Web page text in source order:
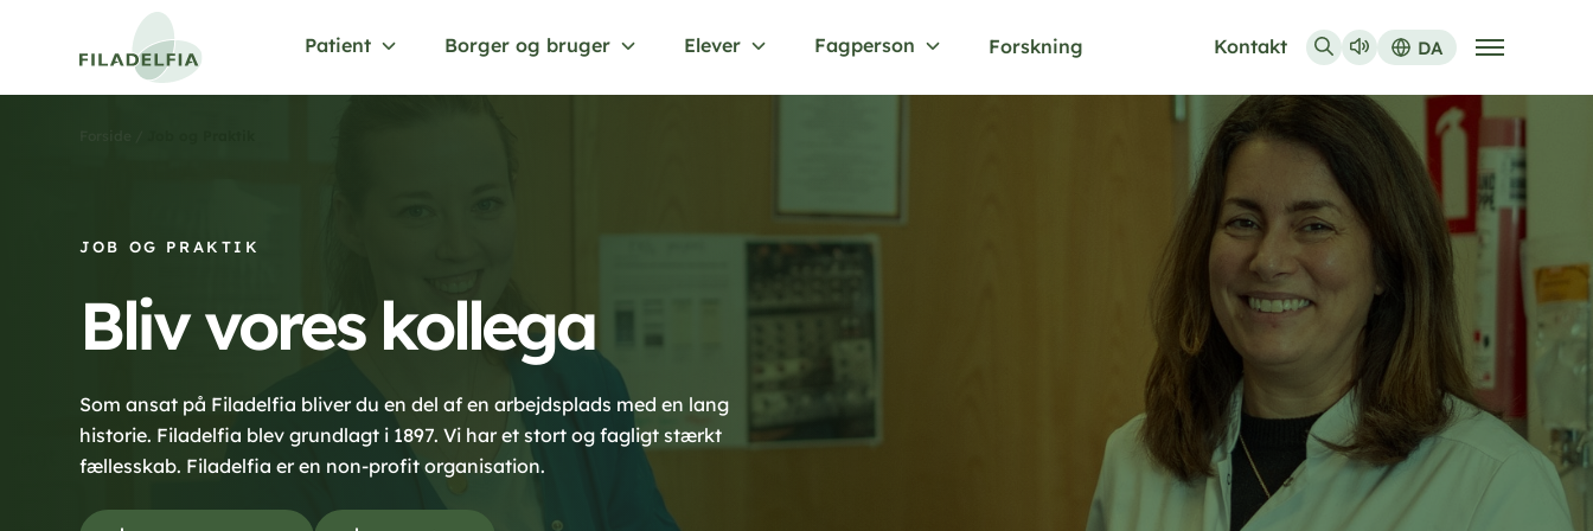
Patient Borger og bruger Elever Fagperson Forskning Kontakt DA
JOB OG PRAKTIK
Bliv vores kollega
Som ansat på Filadelfia bliver du en del af en arbejdsplads med en lang
historie. Filadelfia blev grundlagt i 1897. Vi har et stort og fagligt stærkt
fællesskab. Filadelfia er en non-profit organisation.